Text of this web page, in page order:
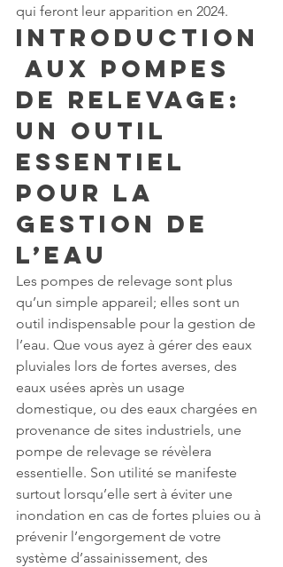
qui feront leur apparition en 2024.
Introduction
aux Pompes
de Relevage:
Un Outil
Essentiel
pour la
Gestion de
l’Eau
Les pompes de relevage sont plus
qu’un simple appareil; elles sont un
outil indispensable pour la gestion de
l’eau. Que vous ayez à gérer des eaux
pluviales lors de fortes averses, des
eaux usées après un usage
domestique, ou des eaux chargées en
provenance de sites industriels, une
pompe de relevage se révèlera
essentielle. Son utilité se manifeste
surtout lorsqu’elle sert à éviter une
inondation en cas de fortes pluies ou à
prévenir l’engorgement de votre
système d’assainissement, des